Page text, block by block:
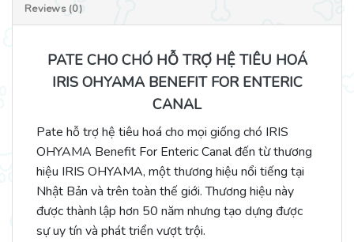
Reviews (0)
PATE CHO CHÓ HỖ TRỢ HỆ TIÊU HOÁ
IRIS OHYAMA BENEFIT FOR ENTERIC
CANAL
Pate hỗ trợ hệ tiêu hoá cho mọi giống chó IRIS
OHYAMA Benefit For Enteric Canal đến từ thương
hiệu IRIS OHYAMA, một thương hiệu nổi tiếng tại
Nhật Bản và trên toàn thế giới. Thương hiệu này
được thành lập hơn 50 năm nhưng tạo dựng được
sự uy tín và phát triển vượt trội.